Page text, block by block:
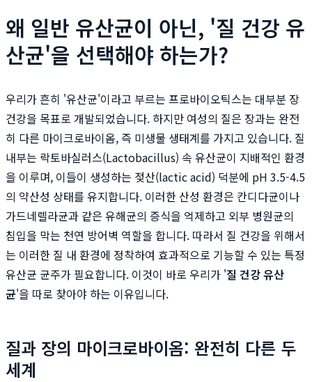
왜 일반 유산균이 아닌, '질 건강 유
산균'을 선택해야 하는가?
우리가 흔히 '유산균'이라고 부르는 프로바이오틱스는 대부분 장
건강을 목표로 개발되었습니다. 하지만 여성의 질은 장과는 완전
히 다른 마이크로바이옴, 즉 미생물 생태계를 가지고 있습니다. 질
내부는 락토바실러스(Lactobacillus) 속 유산균이 지배적인 환경
을 이루며, 이들이 생성하는 젖산(lactic acid) 덕분에 pH 3.5-4.5
의 약산성 상태를 유지합니다. 이러한 산성 환경은 칸디다균이나
가드네렐라균과 같은 유해균의 증식을 억제하고 외부 병원균의
침입을 막는 천연 방어벽 역할을 합니다. 따라서 질 건강을 위해서
는 이러한 질 내 환경에 정착하여 효과적으로 기능할 수 있는 특정
유산균 균주가 필요합니다. 이것이 바로 우리가 '질 건강 유산
균'을 따로 찾아야 하는 이유입니다.
질과 장의 마이크로바이옴: 완전히 다른 두
세계